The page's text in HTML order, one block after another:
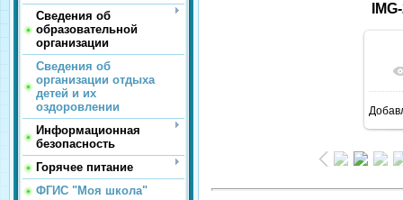
Сведения об
образовательной
организации
Сведения об
организации отдыха
детей и их
оздоровлении
Информационная
безопасность
Горячее питание
ФГИС "Моя школа"